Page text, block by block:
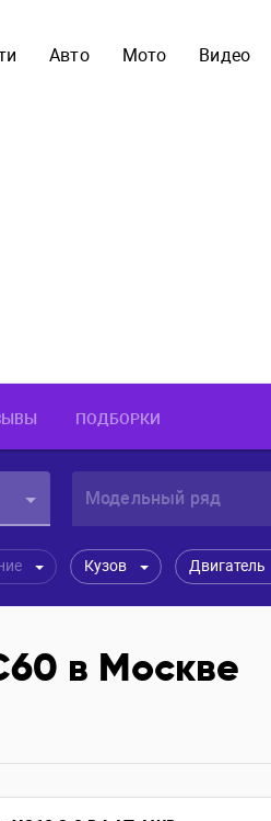
Авто Мото Видео
ПОДБОРКИ
Модельный ряд
Кузов Двигатель
в Москве